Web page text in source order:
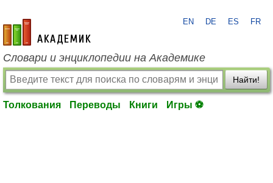
academic.ru
EN DE ES FR
Словари и энциклопедии на Академике
Найти!
Толкования Переводы Книги Игры ⚽